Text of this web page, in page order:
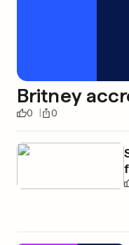
Britney
0 0